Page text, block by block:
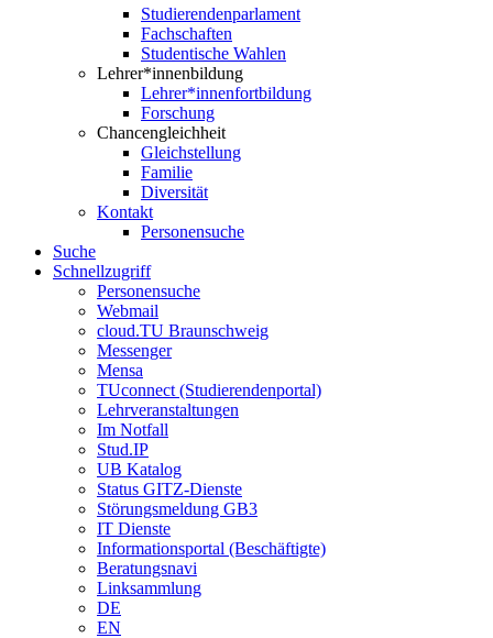
Studierendenparlament
Fachschaften
Studentische Wahlen
Lehrer*innenbildung
Lehrer*innenfortbildung
Forschung
Chancengleichheit
Gleichstellung
Familie
Diversität
Kontakt
Personensuche
Suche
Schnellzugriff
Personensuche
Webmail
cloud.TU Braunschweig
Messenger
Mensa
TUconnect (Studierendenportal)
Lehrveranstaltungen
Im Notfall
Stud.IP
UB Katalog
Status GITZ-Dienste
Störungsmeldung GB3
IT Dienste
Informationsportal (Beschäftigte)
Beratungsnavi
Linksammlung
DE
EN